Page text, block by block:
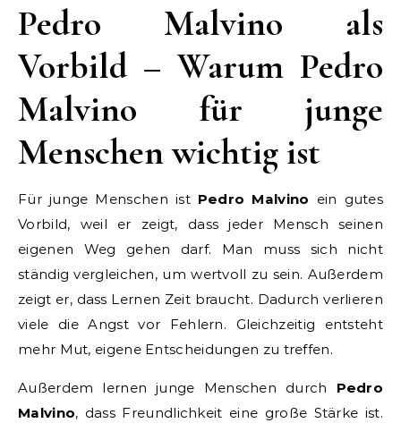
Pedro Malvino als
Vorbild – Warum Pedro
Malvino für junge
Menschen wichtig ist
Für junge Menschen ist Pedro Malvino ein gutes
Vorbild, weil er zeigt, dass jeder Mensch seinen
eigenen Weg gehen darf. Man muss sich nicht
ständig vergleichen, um wertvoll zu sein. Außerdem
zeigt er, dass Lernen Zeit braucht. Dadurch verlieren
viele die Angst vor Fehlern. Gleichzeitig entsteht
mehr Mut, eigene Entscheidungen zu treffen.
Außerdem lernen junge Menschen durch Pedro
Malvino, dass Freundlichkeit eine große Stärke ist.